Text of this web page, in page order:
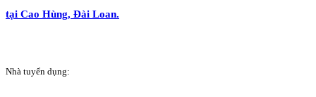
tại Cao Hùng, Đài Loan.
Nhà tuyển dụng: